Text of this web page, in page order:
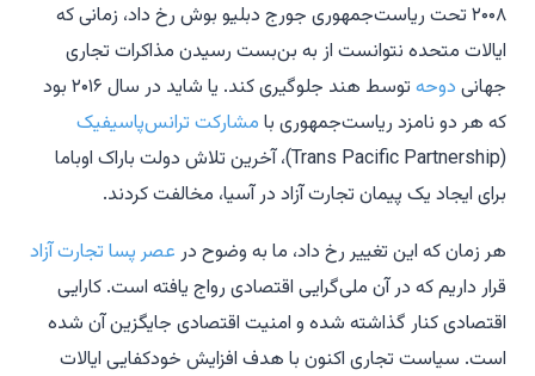
۲۰۰۸ تحت ریاست‌جمهوری جورج دبلیو بوش رخ داد، زمانی که
ایالات متحده نتوانست از به بن‌بست رسیدن مذاکرات تجاری
جهانی دوحه
توسط هند جلوگیری کند. یا شاید در سال ۲۰۱۶ بود
که هر دو نامزد ریاست‌جمهوری با مشارکت ترانس‌پاسیفیک
(Trans Pacific Partnership)، آخرین تلاش دولت باراک اوباما
برای ایجاد یک پیمان تجارت آزاد در آسیا، مخالفت کردند.
هر زمان که این تغییر رخ داد، ما به وضوح در عصر پسا تجارت آزاد
قرار داریم که در آن ملی‌گرایی اقتصادی رواج یافته است. کارایی
اقتصادی کنار گذاشته شده و امنیت اقتصادی جایگزین آن شده
است. سیاست تجاری اکنون با هدف افزایش خودکفایی ایالات